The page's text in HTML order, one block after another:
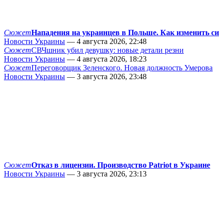
СюжетНападения на украинцев в Польше. Как изменить
Новости Украины — 4 августа 2026, 22:48
СюжетСВЧшник убил девушку: новые детали резни
Новости Украины — 4 августа 2026, 18:23
СюжетПереговорщик Зеленского. Новая должность Умерова
Новости Украины — 3 августа 2026, 23:48
СюжетОтказ в лицензии. Производство Patriot в Украине
Новости Украины — 3 августа 2026, 23:13